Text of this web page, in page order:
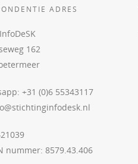
ADRES
162
+31 (0)6 55343117
nummer: 8579.43.406